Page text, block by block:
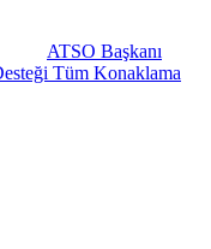
ATSO Başkanı
Tüm Konaklama